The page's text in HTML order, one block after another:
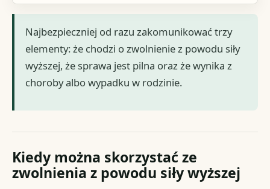
Najbezpieczniej od razu zakomunikować trzy
elementy: że chodzi o zwolnienie z powodu siły
wyższej, że sprawa jest pilna oraz że wynika z
choroby albo wypadku w rodzinie.
Kiedy można skorzystać ze
zwolnienia z powodu siły wyższej